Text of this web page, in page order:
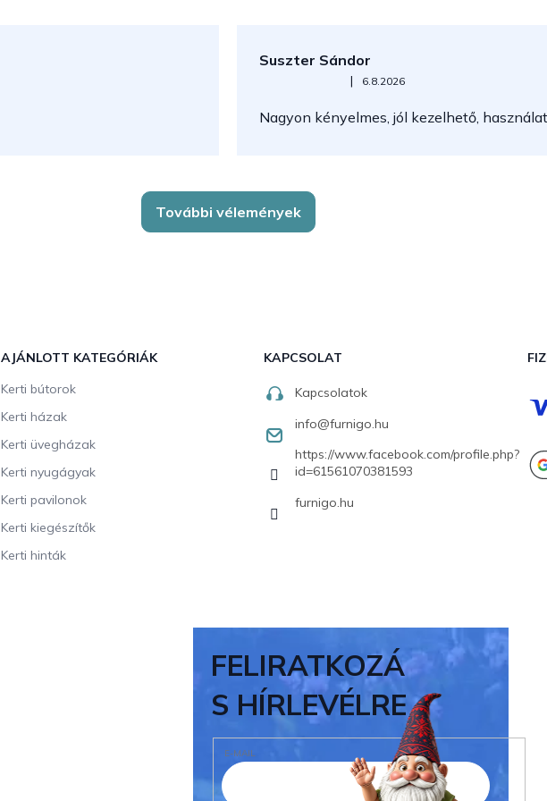
Suszter Sándor
Az áruház értékelése 5-ből 5 csillag.
| 6.8.2026
Nagyon kényelmes, jól kezelhető,
További vélemények
AJÁNLOTT KATEGÓRIÁK
Kerti bútorok
Kerti házak
Kerti üvegházak
Kerti nyugágyak
Kerti pavilonok
Kerti kiegészítők
Kerti hinták
KAPCSOLAT
Kapcsolatok
info@furnigo.hu
https://www.facebook.com/profile.php?
id=61561070381593
furnigo.hu
FELIRATKOZÁ
S HÍRLEVÉLRE
E-MAIL